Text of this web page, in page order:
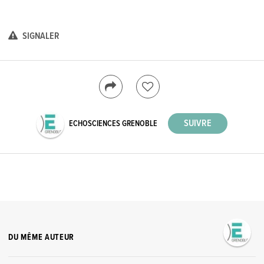
SIGNALER
ECHOSCIENCES GRENOBLE
DU MÊME AUTEUR